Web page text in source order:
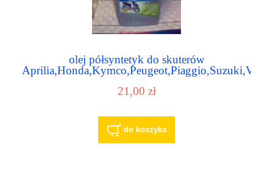
olej półsyntetyk do skuterów
21,00 zł
do koszyka